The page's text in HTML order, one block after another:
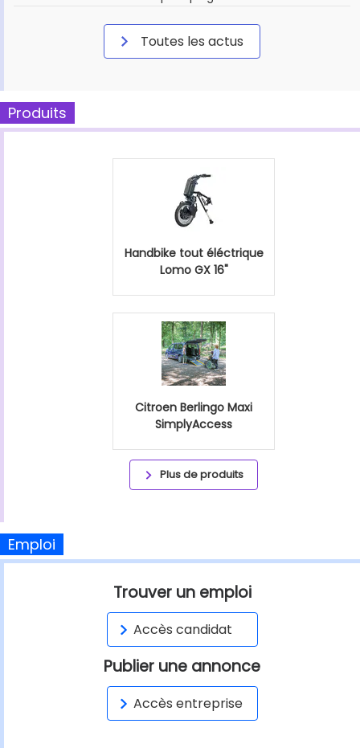
Toutes les actus
Produits
Handbike tout éléctrique
Lomo GX 16"
Citroen Berlingo Maxi
SimplyAccess
Plus de produits
Emploi
Trouver un emploi
Accès candidat
Publier une annonce
Accès entreprise